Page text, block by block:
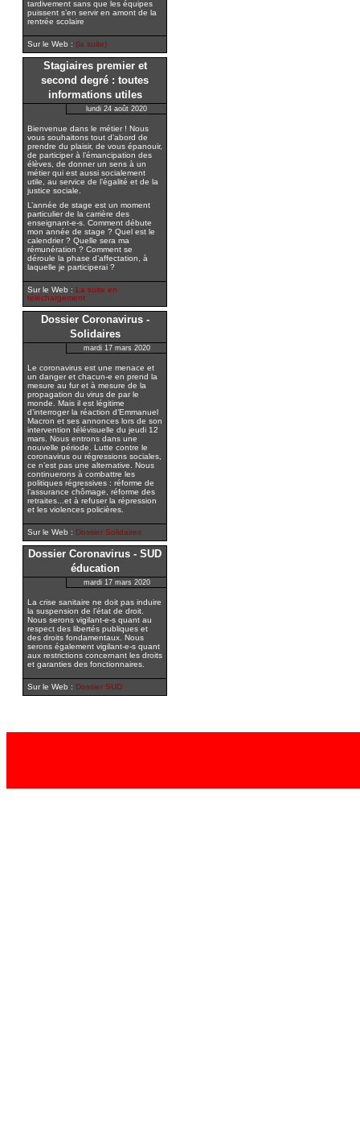
tardivement sans que les équipes
puissent s’en servir en amont de la
rentrée scolaire
Sur le Web : (la suite)
Stagiaires premier et
second degré : toutes
informations utiles
lundi 24 août 2020
Bienvenue dans le métier ! Nous
vous souhaitons tout d’abord de
prendre du plaisir, de vous épanouir,
de participer à l’émancipation des
élèves, de donner un sens à un
métier qui est aussi socialement
utile, au service de l’égalité et de la
justice sociale.
L’année de stage est un moment
particulier de la carrière des
enseignant-e-s. Comment débute
mon année de stage ? Quel est le
calendrier ? Quelle sera ma
rémunération ? Comment se
déroule la phase d’affectation, à
laquelle je participerai ?
Sur le Web : La suite en
téléchargement
Dossier Coronavirus -
Solidaires
mardi 17 mars 2020
Le coronavirus est une menace et
un danger et chacun-e en prend la
mesure au fur et à mesure de la
propagation du virus de par le
monde. Mais il est légitime
d’interroger la réaction d’Emmanuel
Macron et ses annonces lors de son
intervention télévisuelle du jeudi 12
mars. Nous entrons dans une
nouvelle période. Lutte contre le
coronavirus ou régressions sociales,
ce n’est pas une alternative. Nous
continuerons à combattre les
politiques régressives : réforme de
l’assurance chômage, réforme des
retraites...et à refuser la répression
et les violences policières.
Sur le Web : Dossier Solidaires
Dossier Coronavirus - SUD
éducation
mardi 17 mars 2020
La crise sanitaire ne doit pas induire
la suspension de l’état de droit.
Nous serons vigilant-e-s quant au
respect des libertés publiques et
des droits fondamentaux. Nous
serons également vigilant-e-s quant
aux restrictions concernant les droits
et garanties des fonctionnaires.
Sur le Web : Dossier SUD